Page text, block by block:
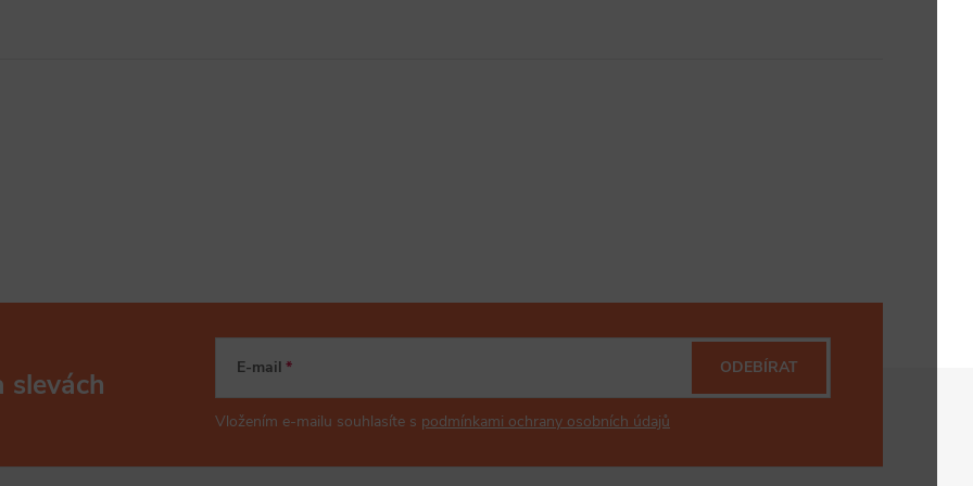
slevách E-mail
Vložením e-mailu souhlasíte s podmínkami ochrany osobních údajů
ODEBÍRAT